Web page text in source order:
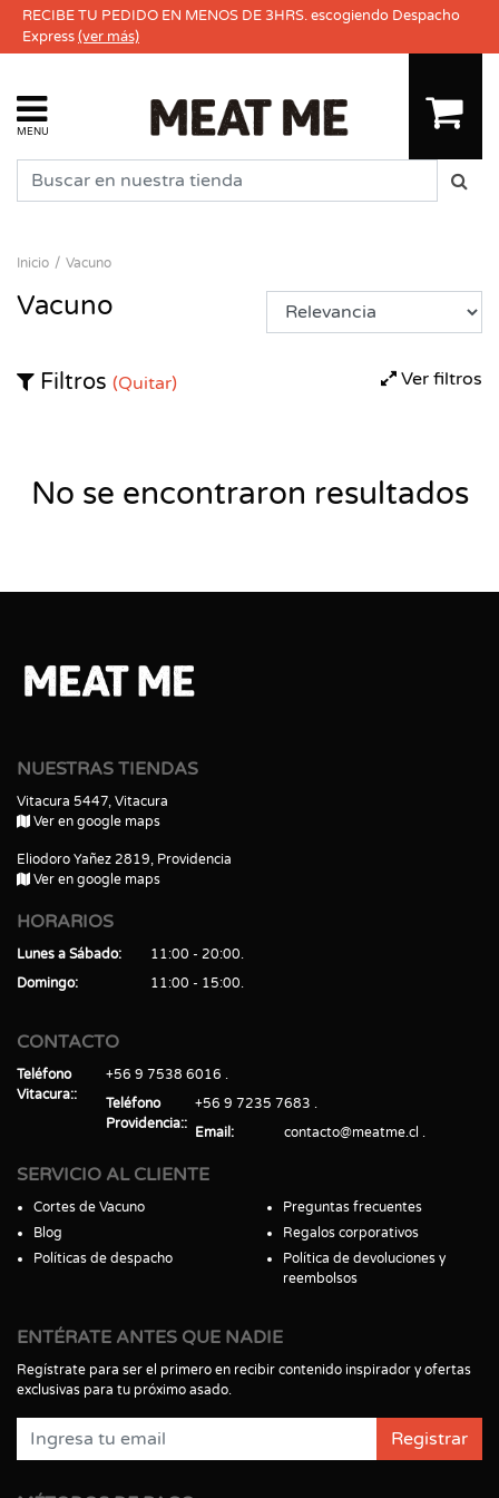
RECIBE TU PEDIDO EN MENOS DE 3HRS. escogiendo Despacho
Express(ver más)
MENU
Inicio Vacuno
Vacuno
Ver filtros
Filtros (Quitar)
No se encontraron resultados
NUESTRAS TIENDAS
Vitacura 5447, Vitacura
Ver en google maps
Eliodoro Yañez 2819, Providencia
Ver en google maps
HORARIOS
Lunes a Sábado
11:00 - 20:00
Domingo
11:00 - 15:00
CONTACTO
Teléfono
Vitacura:
+56 9 7538 6016
Teléfono
Providencia:
+56 9 7235 7683
Email
contacto@meatme.cl
SERVICIO AL CLIENTE
Cortes de Vacuno
Blog
Políticas de despacho
Preguntas frecuentes
Regalos corporativos
Política de devoluciones y
reembolsos
ENTÉRATE ANTES QUE NADIE
Regístrate para ser el primero en recibir contenido inspirador y ofertas
exclusivas para tu próximo asado.
Registrar